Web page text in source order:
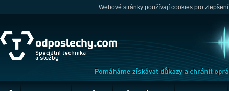
Webové stránky používají cookies pro